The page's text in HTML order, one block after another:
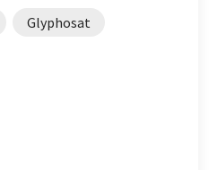
Glyphosat